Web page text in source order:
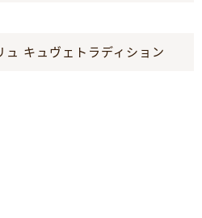
ュ キュヴェトラディション